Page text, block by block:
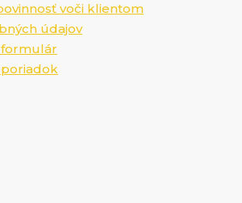
voči klientom
údajov